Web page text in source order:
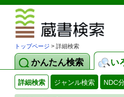
トップページ > 詳細検索
かんたん検索 い
詳細検索 ジャンル検索 NDC